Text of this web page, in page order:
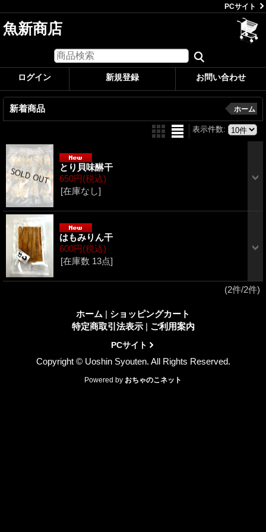
PCサイト
魚新商店
ログイン 新規登録 お問い合わせ
新着商品 ホーム
表示件数:
とり貝味醂干
650円(税込)
[在庫なし]
はもみりん干
600円(税込)
[在庫数 13点]
(2件/2件)
ホーム | ショッピングカート
特定商取引法表示 | ご利用案内
PCサイト
Copyright © Uoshin Syouten. All Rights Reserved.
Powered by おちゃのこネット